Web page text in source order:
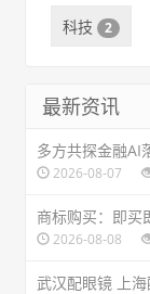
科技 2
最新资讯
多方共探金融AI
2026-08-07
商标购买：即买
2026-08-08
武汉配眼镜 上